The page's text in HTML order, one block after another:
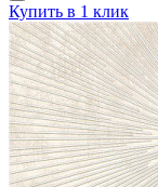
Купить в 1 клик